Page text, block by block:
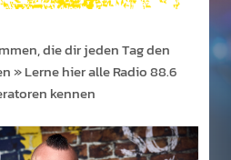
die dir jeden Tag den
» Lerne hier alle Radio 88.6
kennen